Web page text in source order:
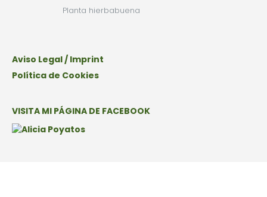
Planta hierbabuena
Aviso Legal / Imprint
Política de Cookies
VISITA MI PÁGINA DE FACEBOOK